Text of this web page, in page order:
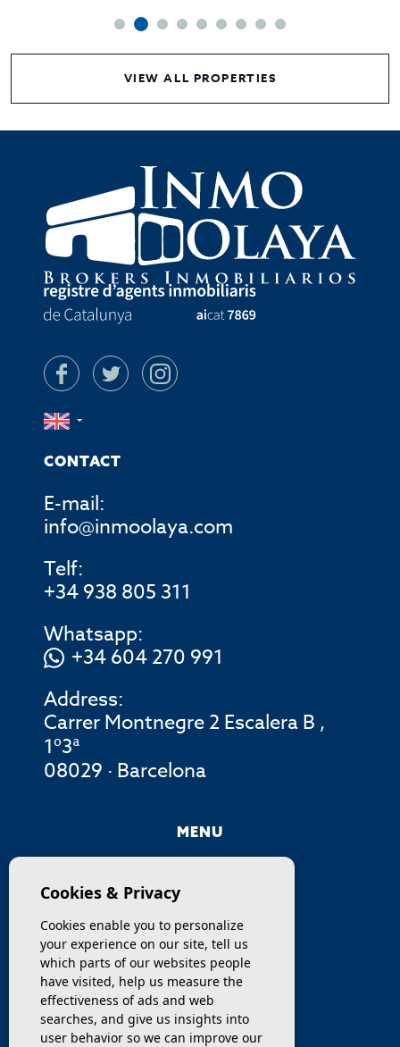
VIEW ALL PROPERTIES
CONTACT
E-mail:
info@inmoolaya.com
Telf:
+34 938 805 311
Whatsapp:
+34 604 270 991
Address:
Carrer Montnegre 2 Escalera B ,
1º3ª
08029 · Barcelona
MENU
PROPERTIES
SERVICES
SELL / TRANSFER
Cookies & Privacy
Cookies enable you to personalize
your experience on our site, tell us
which parts of our websites people
have visited, help us measure the
effectiveness of ads and web
searches, and give us insights into
user behavior so we can improve our